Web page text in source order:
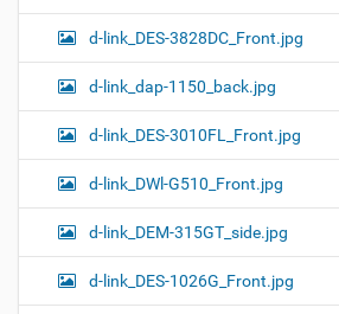
d-link_DES-3828DC_Front.jpg
d-link_dap-1150_back.jpg
d-link_DES-3010FL_Front.jpg
d-link_DWl-G510_Front.jpg
d-link_DEM-315GT_side.jpg
d-link_DES-1026G_Front.jpg